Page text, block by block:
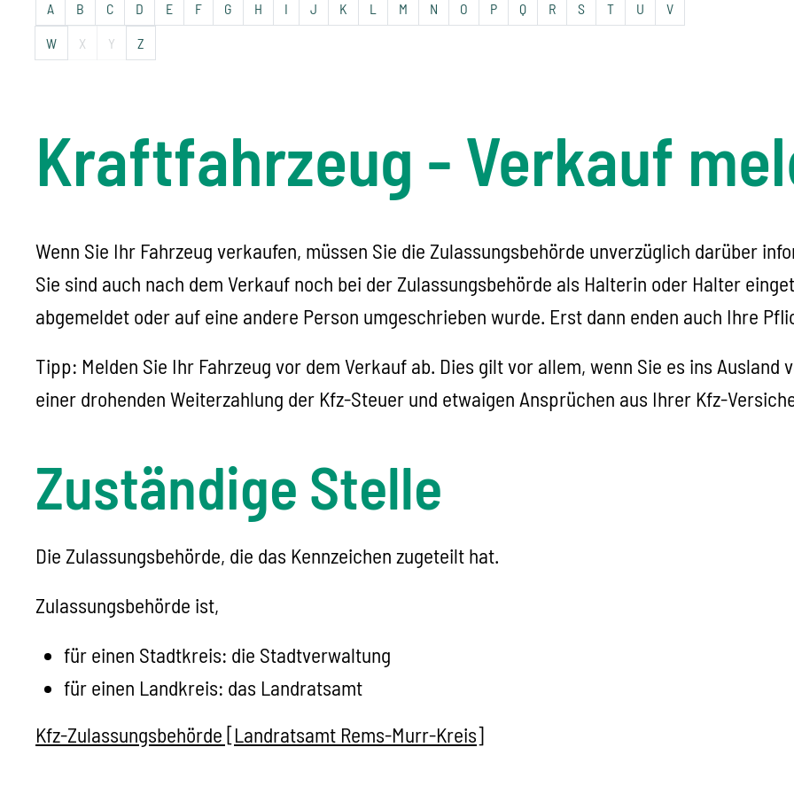
A B C D E F G H I J K L M N O P Q R S T U V
W X Y Z
Kraftfahrzeug - Verkauf
Wenn Sie Ihr Fahrzeug verkaufen, müssen Sie die Zulassungsbehörde unverzüglich darüber
Sie sind auch nach dem Verkauf noch bei der Zulassungsbehörde als Halterin oder Halter
abgemeldet oder auf eine andere Person umgeschrieben wurde. Erst dann enden auch Ihre
Tipp: Melden Sie Ihr Fahrzeug vor dem Verkauf ab. Dies giltvor allem, wenn Sie es ins Ausland
einer drohenden Weiterzahlung der Kfz-Steuer und etwaigen Ansprüchen aus Ihrer Kfz-
Zuständige Stelle
Die Zulassungsbehörde, die das Kennzeichen zugeteilt hat.
Zulassungsbehörde ist,
für einen Stadtkreis: die Stadtverwaltung
für einen Landkreis: das Landratsamt
Kfz-Zulassungsbehörde [Landratsamt Rems-Murr-Kreis]